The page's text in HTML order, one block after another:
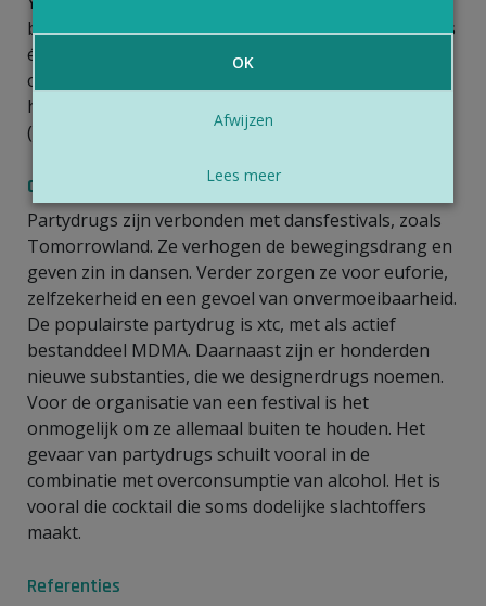
bijwonen, nam meer dan een kwart (26,5%) minstens
één keer MDMA (3). Een derde van de personen die
op een elektronisch muziekfestival MDMA namen,
heeft dit voor het eerst gebruikt tijdens zo’n festival
(4).
Conclusie
Partydrugs zijn verbonden met dansfestivals, zoals
Tomorrowland. Ze verhogen de bewegingsdrang en
geven zin in dansen. Verder zorgen ze voor euforie,
zelfzekerheid en een gevoel van onvermoeibaarheid.
De populairste partydrug is xtc, met als actief
bestanddeel MDMA. Daarnaast zijn er honderden
nieuwe substanties, die we designerdrugs noemen.
Voor de organisatie van een festival is het
onmogelijk om ze allemaal buiten te houden. Het
gevaar van partydrugs schuilt vooral in de
combinatie met overconsumptie van alcohol. Het is
vooral die cocktail die soms dodelijke slachtoffers
maakt.
Referenties
OK
Afwijzen
Lees meer